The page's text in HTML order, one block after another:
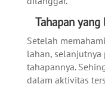
Tahapan
Setelah
lahan,
tahapannya.
dalam aktivitas